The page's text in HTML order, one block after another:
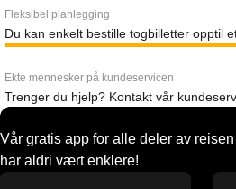
Fleksibel planlegging
Du kan enkelt bestille togbilletter opptil
Ekte mennesker på kundeservicen
Trenger du hjelp? Kontakt vår
Vår gratis app for alle deler av
har aldri vært enklere!